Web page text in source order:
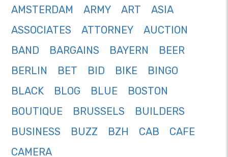
AMSTERDAM
ARMY ART
ASIA
ASSOCIATES
ATTORNEY
AUCTION
BAND
BARGAINS BAYERN
BEER
BERLIN
BET BID BIKE
BINGO
BLACK
BLOG BLUE
BOSTON
BOUTIQUE
BRUSSELS
BUILDERS
BUSINESS
BUZZ BZH CAB
CAFE
CAMERA